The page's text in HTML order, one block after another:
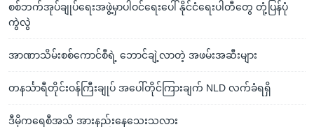
စစ်ဘက်အုပ်ချုပ်ရေးအဖွဲ့မှာပါဝင်ရေးပေါ် နိုင်ငံရေးပါတီတွေ တုံ့ပြန်ပုံ
ကွဲလွဲ
အာဏာသိမ်းစစ်ကောင်စီရဲ့ ဘောင်ချဲ့လာတဲ့ အဖမ်းအဆီးများ
တနင်္သာရီတိုင်းဝန်ကြီးချုပ် အပေါ်တိုင်ကြားချက် NLD လက်ခံရရှိ
ဒီမိုကရေစီအသိ အားနည်းနေသေးသလား